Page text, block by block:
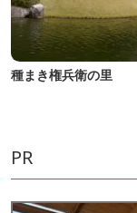
種まき権兵衛の里
PR